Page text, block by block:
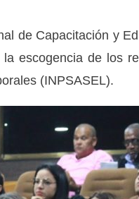
de Capacitación y
escogencia de los
(INPSASEL).